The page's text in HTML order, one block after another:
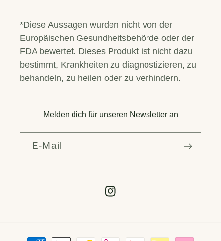
*Diese Aussagen wurden nicht von der
Europäischen Gesundheitsbehörde oder der
FDA bewertet. Dieses Produkt ist nicht dazu
bestimmt, Krankheiten zu diagnostizieren, zu
behandeln, zu heilen oder zu verhindern.
Melden dich für unseren Newsletter an
E-Mail
Instagram
Zahlungsmethoden